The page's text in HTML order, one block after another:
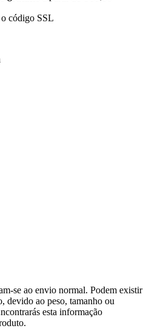
código SSL
se ao envio normal. Podem existir
devido ao peso, tamanho ou
esta informação